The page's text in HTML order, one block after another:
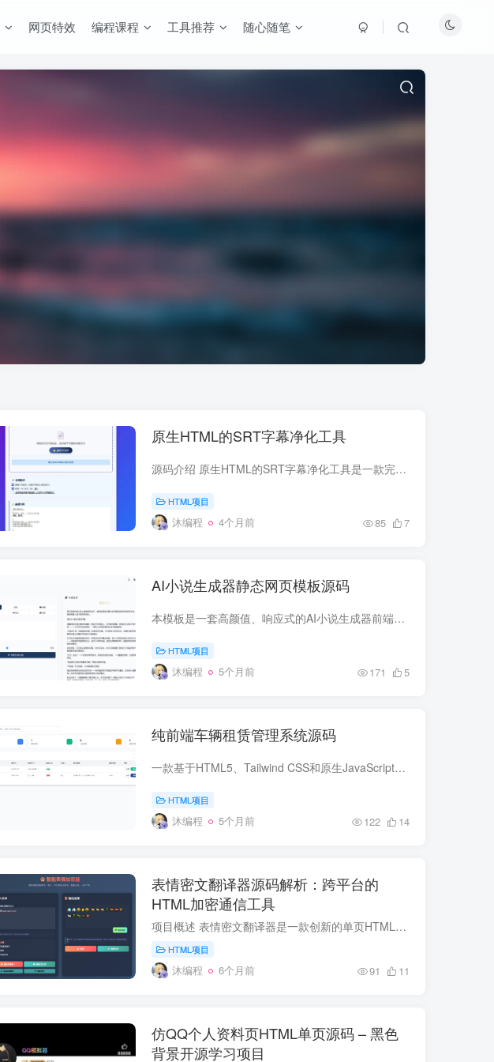
网页特效 编程课程 工具推荐 随心随笔
原生HTML的SRT字幕净化工具
源码介绍 原生HTML的SRT字幕净化工具是一款完全在浏览器端运行的轻量级应用，无需安装任何软件或上传服务器，即可快速将杂乱的SRT字幕文件转换为干净的纯文本。 用户只需拖拽文件或点击按钮上传...
HTML项目
沐编程 4个月前 85 7
AI小说生成器静态网页模板源码
本模板是一套高颜值、响应式的AI小说生成器前端静态页面，基于Tailwind CSS v3和Font Awesome构建，无需后端即可部署，适合作为小说创作工具类网站的前端展示页或概念演示。 视觉设计 复古质感...
HTML项目
沐编程 5个月前 171 5
纯前端车辆租赁管理系统源码
一款基于HTML5、Tailwind CSS和原生JavaScript构建的车辆租赁管理系统。它无需服务器和数据库，所有数据存储在浏览器localStorage中，双击HTML文件即可运行，适合中小型租车公司、个人车主及企...
HTML项目
沐编程 5个月前 122 14
表情密文翻译器源码解析：跨平台的
HTML加密通信工具
项目概述 表情密文翻译器是一款创新的单页HTML应用，将传统的文本加密技术转化为趣味性强、视觉友好的表情符号密文。与传统的加密工具不同，这款工具创造性地使用表情符号作为加密载体，既保持...
HTML项目
沐编程 6个月前 91 11
仿QQ个人资料页HTML单页源码 – 黑色
背景开源学习项目